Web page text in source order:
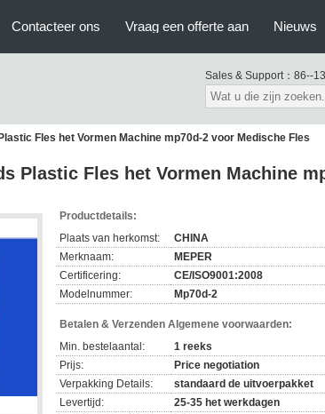
Contacteer ons Vraag een offerte aan Nieuws
Sales & Support： 86--
Fles het Vormen Machine mp70d-2 voor Medische Fles
Plastic Fles het Vormen Machine
Productdetails:
Plaats van herkomst:
CHINA
Merknaam:
MEPER
Certificering:
CE/ISO9001:2008
Modelnummer:
Mp70d-2
Betalen & Verzenden Algemene voorwaarden:
Min. bestelaantal:
1 reeks
Prijs:
Price negotiation
Verpakking Details:
standaard de uitvoerpakket
Levertijd:
25-35 het werkdagen